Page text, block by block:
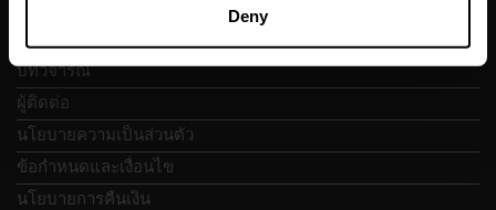
Deny
การนำทางแบบรวดเร็ว
บทวิจารณ์
ผู้ติดต่อ
นโยบายความเป็นส่วนตัว
ข้อกำหนดและเงื่อนไข
นโยบายการคืนเงิน